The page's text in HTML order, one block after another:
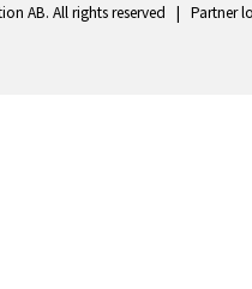
AB. All rights reserved | Partner